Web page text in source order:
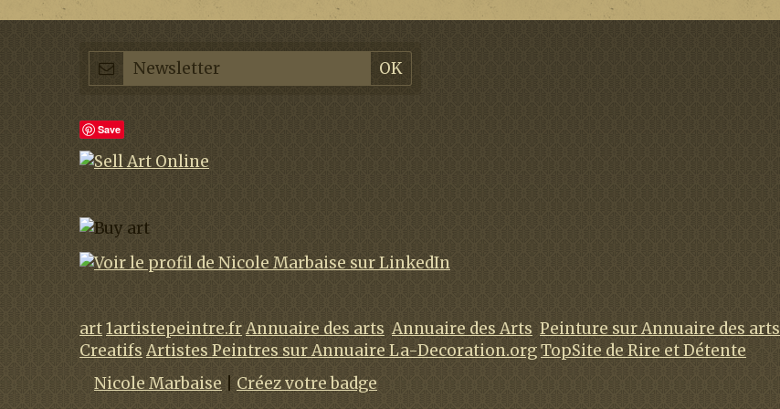
Save
art1artistepeintre.frAnnuaire des arts Annuaire des Arts Peinture sur Annuaire des arts
Creatifs Artistes Peintres sur Annuaire La-Decoration.orgTopSite de Rire et Détente
Nicole Marbaise
Créez votre badge